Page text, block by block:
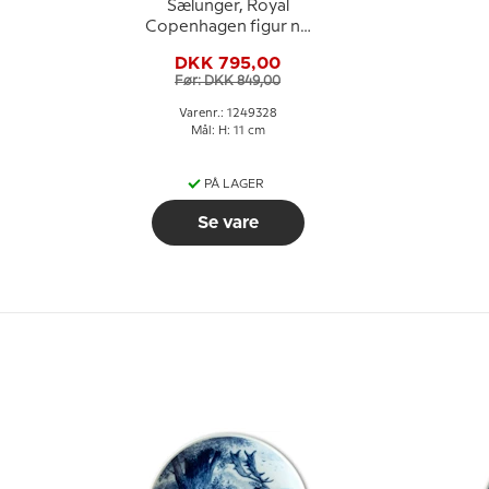
Sælunger, Royal
Copenhagen figur nr.
DKK 795,00
Før: DKK 849,00
Varenr.: 1249328
Mål: H: 11 cm
PÅ LAGER
Se vare